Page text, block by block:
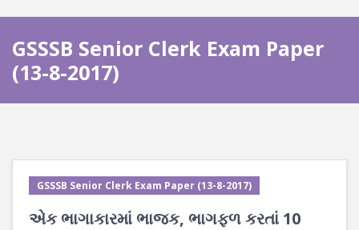
GSSSB Senior Clerk Exam Paper
(13-8-2017)
GSSSB Senior Clerk Exam Paper (13-8-2017)
એક ભાગાકારમાં ભાજક, ભાગફળ કરતાં 10